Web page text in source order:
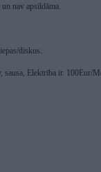
nav apsildāma.
diskus.
sausa, Elektrība ir. 100Eur/